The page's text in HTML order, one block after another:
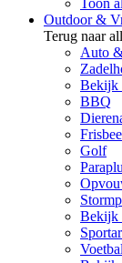
Toon
Outdoor &
Terug naar
Auto
Bekijk
BBQ
Golf
Bekijk